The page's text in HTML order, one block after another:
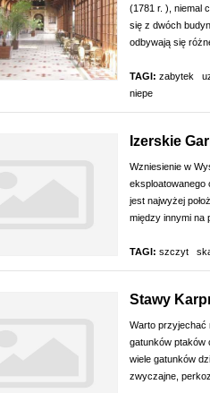
(1781 r. ), niemal
się z dwóch
odbywają się
TAGI: zabytek
niepe
Izerskie
Wzniesienie w
eksploatowanego
jest najwyżej
między innymi na
TAGI: szczyt
Stawy
Warto przyjechać
gatunków ptaków
wiele gatunków
zwyczajne,